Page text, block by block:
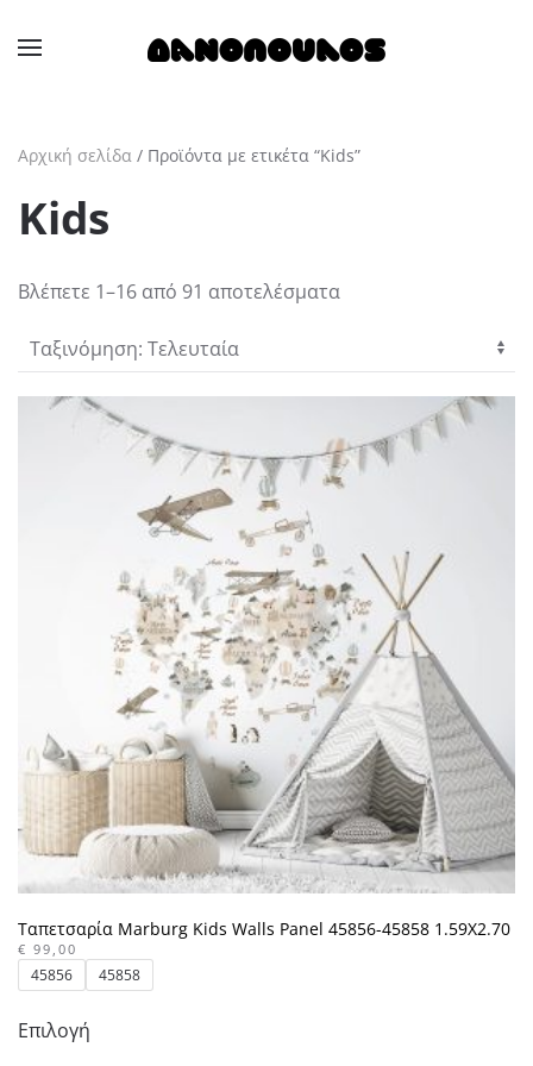
Skip to main content
Αρχική σελίδα / Προϊόντα με ετικέτα “Kids”
Kids
Βλέπετε 1–16 από 91 αποτελέσματα
Ταπετσαρία Marburg Kids Walls Panel 45856-45858 1.59X2.70
€ 99,00
45856 45858
Επιλογή